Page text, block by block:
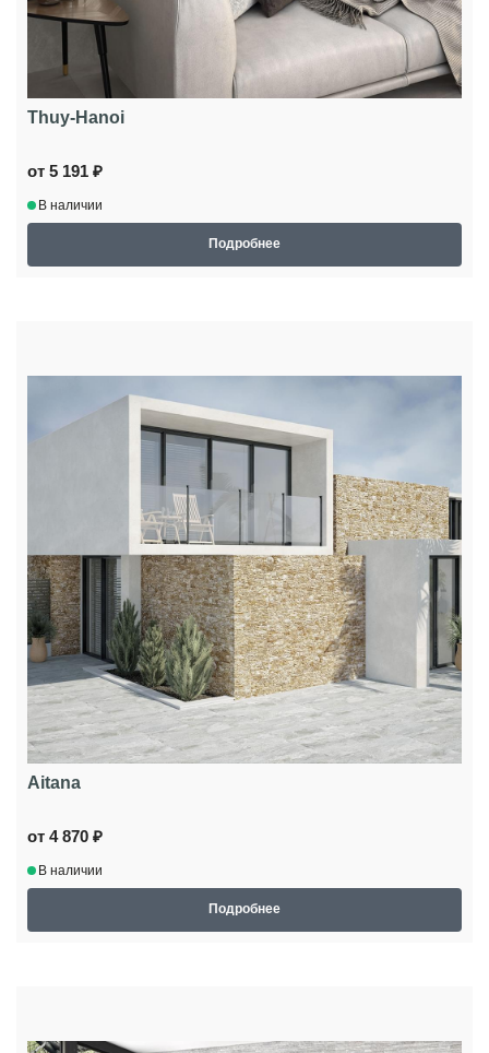
Thuy-Hanoi
от 5 191 ₽
В наличии
Подробнее
Aitana
от 4 870 ₽
В наличии
Подробнее